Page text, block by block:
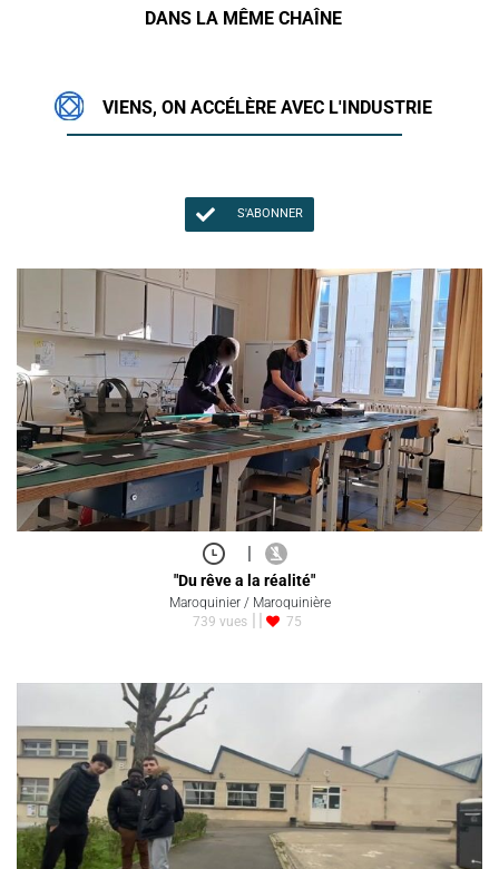
DANS LA MÊME CHAÎNE
VIENS, ON ACCÉLÈRE AVEC L'INDUSTRIE
S'ABONNER
|
"Du rêve a la réalité"
Maroquinier / Maroquinière
739 vues
75